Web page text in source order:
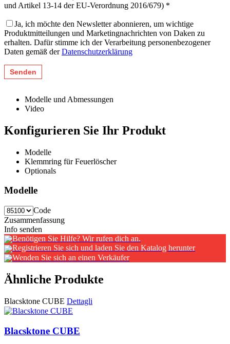
und Artikel 13-14 der EU-Verordnung 2016/679) *
Ja, ich möchte den Newsletter abonnieren, um wichtige
Produktmitteilungen und Marketingnachrichten von Daken zu
erhalten. Dafür stimme ich der Verarbeitung personenbezogener
Daten gemäß derDatenschutzerklärung
Modelle und Abmessungen
Video
Konfigurieren Sie Ihr Produkt
Modelle
Klemmring für Feuerlöscher
Optionals
Modelle
Code
Zusammenfassung
Info senden
Benötigen Sie Hilfe? Wir rufen dich an.
Registrieren Sie sich und laden Sie den Katalog herunter
Wenden Sie sich an einen Verkäufer
Ähnliche Produkte
Blacsktone CUBE Dettagli
Blacsktone CUBE